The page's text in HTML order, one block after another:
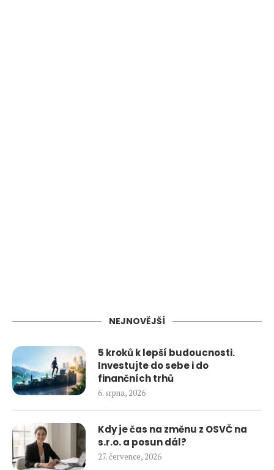
NEJNOVĚJŠÍ
5 kroků k lepší budoucnosti.
Investujte do sebe i do
finančních trhů
6. srpna, 2026
Kdy je čas na změnu z OSVČ na
s.r.o. a posun dál?
27. července, 2026